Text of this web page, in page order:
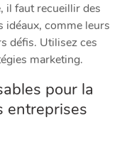
il faut recueillir des
idéaux, comme leurs
défis. Utilisez ces
marketing.
pour la
entreprises